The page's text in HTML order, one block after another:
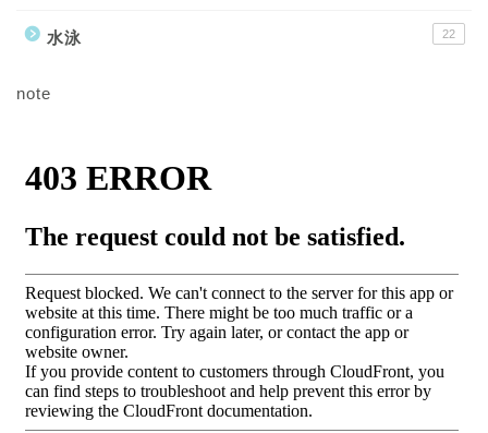
水泳 22
note